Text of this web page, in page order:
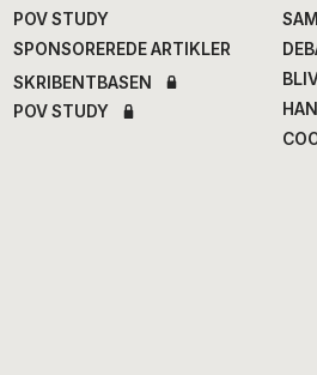
POV STUDY
SPONSOREREDE ARTIKLER
SKRIBENTBASEN
POV STUDY